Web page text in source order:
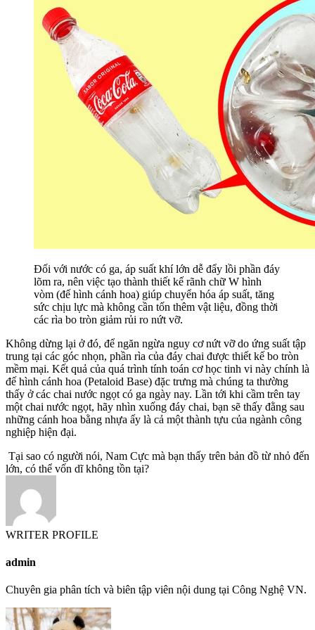
Đối với nước có ga, áp suất khí lớn dễ đẩy lồi phần đáy
lõm ra, nên việc tạo thành thiết kế rãnh chữ W hình
vòm (đế hình cánh hoa) giúp chuyển hóa áp suất, tăng
sức chịu lực mà không cần tốn thêm vật liệu, đồng thời
các rìa bo tròn giảm rủi ro nứt vỡ.
Không dừng lại ở đó, để ngăn ngừa nguy cơ nứt vỡ do ứng suất tập
trung tại các góc nhọn, phần rìa của đáy chai được thiết kế bo tròn
mềm mại. Kết quả của quá trình tính toán cơ học tinh vi này chính là
đế hình cánh hoa (Petaloid Base) đặc trưng mà chúng ta thường
thấy ở các chai nước ngọt có ga ngày nay. Lần tới khi cầm trên tay
một chai nước ngọt, hãy nhìn xuống đáy chai, bạn sẽ thấy đằng sau
những cánh hoa bằng nhựa ấy là cả một thành tựu của ngành công
nghiệp hiện đại.
Tại sao có người nói, Nam Cực mà bạn thấy trên bản đồ từ nhỏ đến
lớn, có thể vốn dĩ không tồn tại?
WRITER PROFILE
admin
Chuyên gia phân tích và biên tập viên nội dung tại Công Nghệ VN.